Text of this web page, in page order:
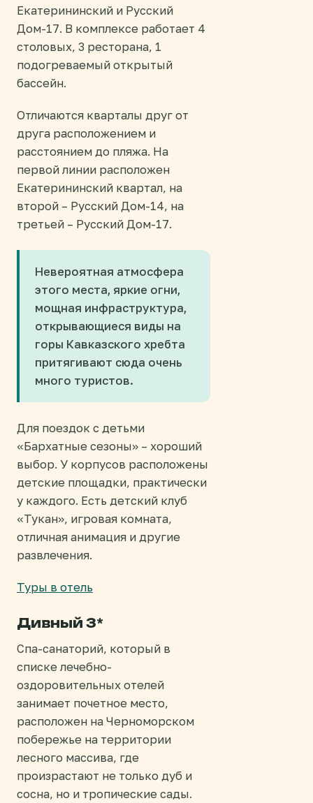
Екатерининский и Русский
Дом-17. В комплексе работает 4
столовых, 3 ресторана, 1
подогреваемый открытый
бассейн.
Отличаются кварталы друг от
друга расположением и
расстоянием до пляжа. На
первой линии расположен
Екатерининский квартал, на
второй – Русский Дом-14, на
третьей – Русский Дом-17.
Невероятная атмосфера
этого места, яркие огни,
мощная инфраструктура,
открывающиеся виды на
горы Кавказского хребта
притягивают сюда очень
много туристов.
Для поездок с детьми
«Бархатные сезоны» – хороший
выбор. У корпусов расположены
детские площадки, практически
у каждого. Есть детский клуб
«Тукан», игровая комната,
отличная анимация и другие
развлечения.
Туры в отель
Дивный 3*
Спа-санаторий, который в
списке лечебно-
оздоровительных отелей
занимает почетное место,
расположен на Черноморском
побережье на территории
лесного массива, где
произрастают не только дуб и
сосна, но и тропические сады.